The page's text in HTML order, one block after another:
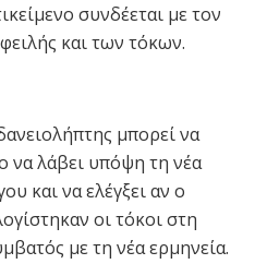
συνδέεται με τον
και των τόκων.
μπορεί να
να λάβει υπόψη τη νέα
και να ελέγξει αν ο
οι τόκοι στη
με τη νέα ερμηνεία.